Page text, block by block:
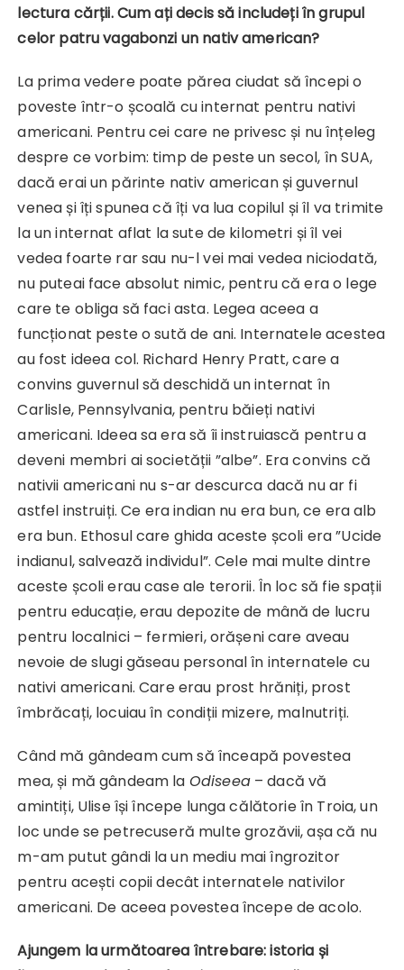
lectura cărții. Cum ați decis să includeți în grupul
celor patru vagabonzi un nativ american?
La prima vedere poate părea ciudat să începi o
poveste într-o școală cu internat pentru nativi
americani. Pentru cei care ne privesc și nu înțeleg
despre ce vorbim: timp de peste un secol, în SUA,
dacă erai un părinte nativ american și guvernul
venea și îți spunea că îți va lua copilul și îl va trimite
la un internat aflat la sute de kilometri și îl vei
vedea foarte rar sau nu-l vei mai vedea niciodată,
nu puteai face absolut nimic, pentru că era o lege
care te obliga să faci asta. Legea aceea a
funcționat peste o sută de ani. Internatele acestea
au fost ideea col. Richard Henry Pratt, care a
convins guvernul să deschidă un internat în
Carlisle, Pennsylvania, pentru băieți nativi
americani. Ideea sa era să îi instruiască pentru a
deveni membri ai societății ”albe”. Era convins că
nativii americani nu s-ar descurca dacă nu ar fi
astfel instruiți. Ce era indian nu era bun, ce era alb
era bun. Ethosul care ghida aceste școli era ”Ucide
indianul, salvează individul”. Cele mai multe dintre
aceste școli erau case ale terorii. În loc să fie spații
pentru educație, erau depozite de mână de lucru
pentru localnici – fermieri, orășeni care aveau
nevoie de slugi găseau personal în internatele cu
nativi americani. Care erau prost hrăniți, prost
îmbrăcați, locuiau în condiții mizere, malnutriți.
Când mă gândeam cum să înceapă povestea
mea, și mă gândeam la Odiseea– dacă vă
amintiți, Ulise își începe lunga călătorie în Troia, un
loc unde se petrecuseră multe grozăvii, așa că nu
m-am putut gândi la un mediu mai îngrozitor
pentru acești copii decât internatele nativilor
americani. De aceea povestea începe de acolo.
Ajungem la următoarea întrebare: istoria și